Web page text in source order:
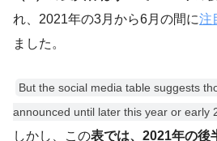
れ、2021年の3月から6月の間に注
ました。
But the social media table suggests
announced until later this year or early
しかし、この表では、2021年の後